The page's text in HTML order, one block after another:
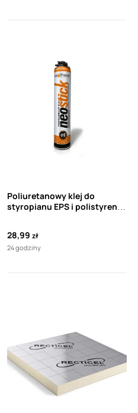
Poliuretanowy klej do
styropianu EPS i polistyrenu
28,99 zł
24 godziny